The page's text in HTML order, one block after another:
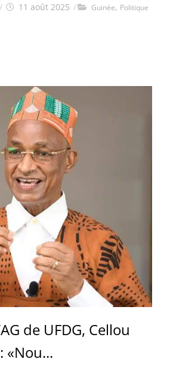
/ 11 août 2025 / Guinée, Politique
de UFDG, Cellou
«Nou...